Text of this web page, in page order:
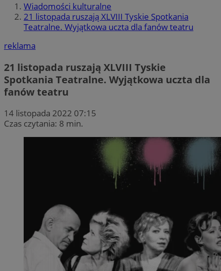
Wiadomości kulturalne
21 listopada ruszają XLVIII Tyskie Spotkania
Teatralne. Wyjątkowa uczta dla fanów teatru
reklama
21 listopada ruszają XLVIII Tyskie
Spotkania Teatralne. Wyjątkowa uczta dla
fanów teatru
14 listopada 2022 07:15
Czas czytania: 8 min.